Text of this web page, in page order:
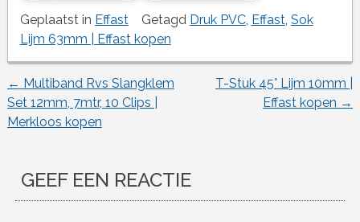
Geplaatst in Effast Getagd Druk PVC, Effast, Sok
Lijm 63mm | Effast kopen
Berichtnavigatie
← Multiband Rvs Slangklem
Set 12mm, 7mtr, 10 Clips |
Merkloos kopen
T-Stuk 45° Lijm 10mm |
Effast kopen →
GEEF EEN REACTIE